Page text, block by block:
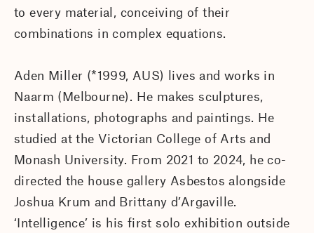
to every material, conceiving of their
combinations in complex equations.
Aden Miller (*1999, AUS) lives and works in
Naarm (Melbourne). He makes sculptures,
installations, photographs and paintings. He
studied at the Victorian College of Arts and
Monash University. From 2021 to 2024, he co-
directed the house gallery Asbestos alongside
Joshua Krum and Brittany d’Argaville.
‘Intelligence’ is his first solo exhibition outside